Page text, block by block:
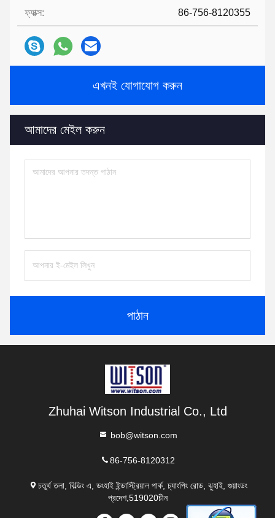
ফ্যাক্স: 86-756-8120355
এখনই যোগাযোগ করুন
আমাদের মেইল ​​করুন
পাঠান
Zhuhai Witson Industrial Co., Ltd
bob@witson.com
86-756-8120312
চতুর্থ তলা, বিল্ডিং এ, ডংহাই ইন্ডাস্ট্রিয়াল পার্ক, চ্যাংপিং রোড, ঝুহাই, গুয়াংডং
প্রদেশ,519020চীন